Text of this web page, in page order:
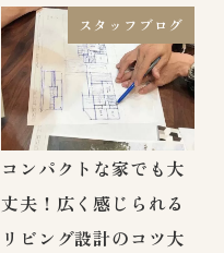
スタッフブログ
コンパクトな家でも大
丈夫！広く感じられる
リビング設計のコツ大